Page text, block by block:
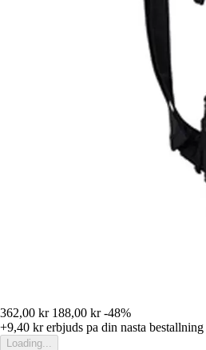
362,00 kr 188,00 kr -48%
+9,40 krerbjuds pa din nasta bestallning
Loading...